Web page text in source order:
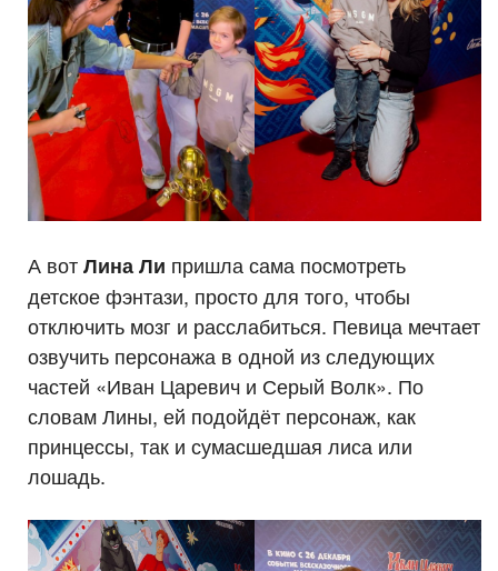
А вотЛина Ли пришла сама посмотреть
детское фэнтази, просто для того, чтобы
отключить мозг и расслабиться. Певица мечтает
озвучить персонажа в одной из следующих
частей «Иван Царевич и Серый Волк». По
словам Лины, ей подойдёт персонаж, как
принцессы, так и сумасшедшая лиса или
лошадь.